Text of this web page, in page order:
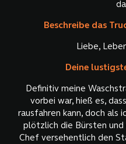
Beschreibe das
Liebe,
Deine
Definitiv meine
vorbei war, hieß es,
rausfahren kann, doch als
plötzlich die Bürsten und
Chef versehentlich den